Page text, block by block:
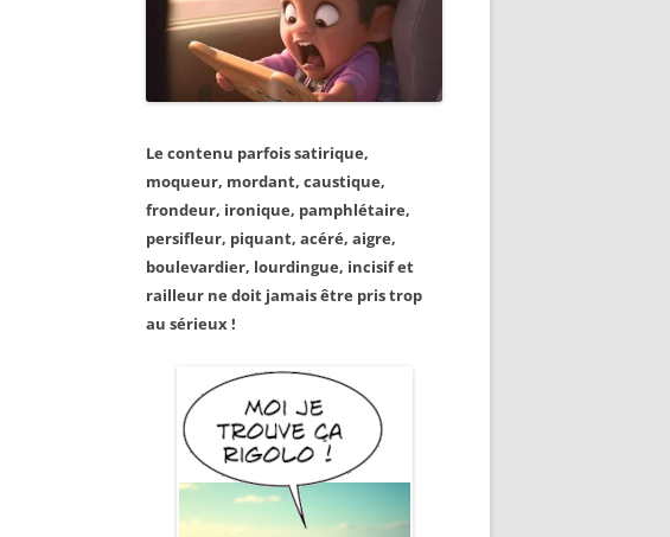
Le contenu parfois satirique,
moqueur, mordant, caustique,
frondeur, ironique, pamphlétaire,
persifleur, piquant, acéré, aigre,
boulevardier, lourdingue, incisif et
railleur ne doit jamais être pris trop
au sérieux !